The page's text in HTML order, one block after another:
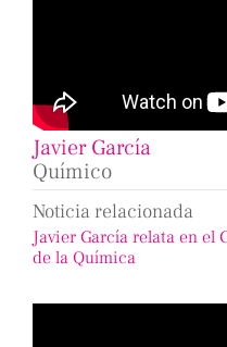
Javier García
Químico
Noticia relacionada
Javier García relata en el
de la Química